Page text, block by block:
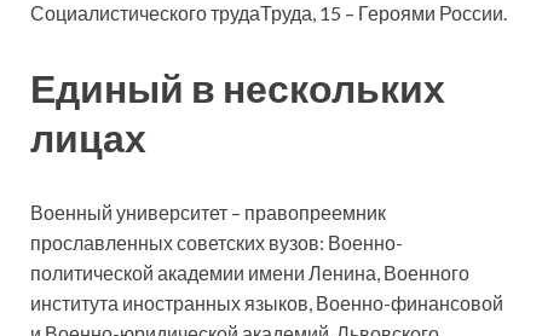
Социалистического трудаТруда, 15 – Героями России.
Единый в нескольких
лицах
Военный университет – правопреемник
прославленных советских вузов: Военно-
политической академии имени Ленина, Военного
института иностранных языков, Военно-финансовой